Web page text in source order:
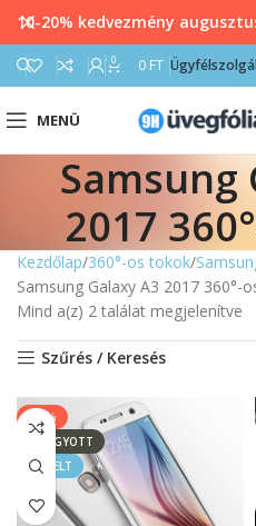
0 0 FT
MENÜ
Samsung
2017
Kezdőlap 360°-os tokok
Samsung Galaxy A3 2017 360°-
Mind a(z) 2 találat megjelenítve
Szűrés / Keresés
-25%
ELFOGYOTT
KIEMELT
10-20% kedvezmény